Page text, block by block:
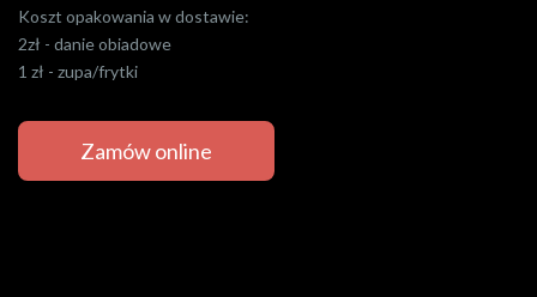
Koszt opakowania w dostawie:
2zł - danie obiadowe
1 zł - zupa/frytki
Zamów online